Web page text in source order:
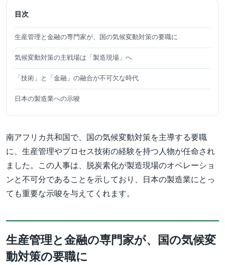
目次
生産管理と金融の専門家が、国の気候変動対策の要職に
気候変動対策の主戦場は「製造現場」へ
「技術」と「金融」の融合が不可欠な時代
日本の製造業への示唆
南アフリカ共和国で、国の気候変動対策を主導する要職
に、生産管理やプロセス技術の経験を持つ人物が任命され
ました。この人事は、脱炭素化が製造現場のオペレーショ
ンと不可分であることを示しており、日本の製造業にとっ
ても重要な示唆を与えてくれます。
生産管理と金融の専門家が、国の気候変
動対策の要職に